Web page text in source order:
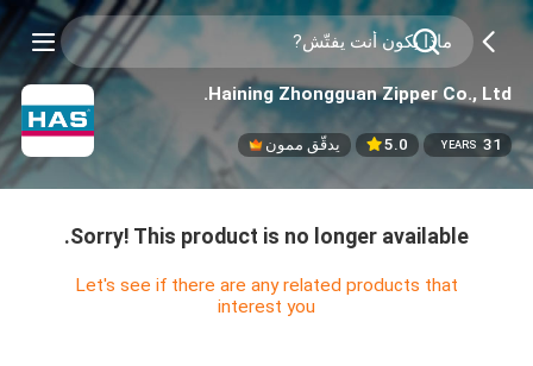
Haining Zhongguan Zipper Co., Ltd.
31
YEARS
5.0 يدقّق ممون
Sorry! This product is no longer available.
Let's see if there are any related products that
interest you